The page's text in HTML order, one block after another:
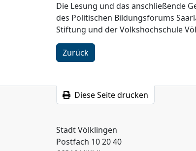
Die Lesung und das anschließende
des Politischen Bildungsforums
Stiftung und der Volkshochschule
Zurück
Diese Seite drucken
Stadt Völklingen
Postfach 10 20 40